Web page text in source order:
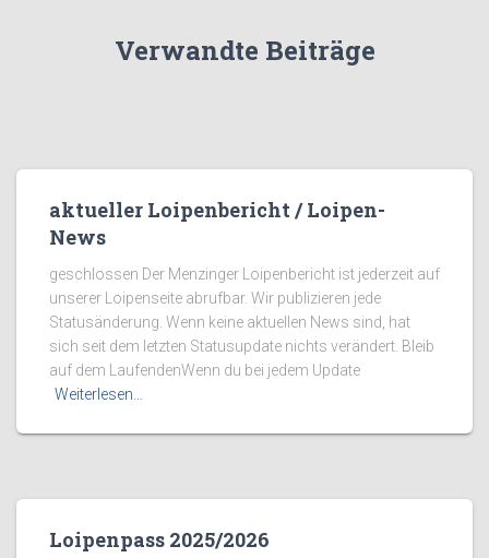
Verwandte Beiträge
aktueller Loipenbericht / Loipen-
News
geschlossen Der Menzinger Loipenbericht ist jederzeit auf
unserer Loipenseite abrufbar. Wir publizieren jede
Statusänderung. Wenn keine aktuellen News sind, hat
sich seit dem letzten Statusupdate nichts verändert. Bleib
auf dem LaufendenWenn du bei jedem Update
Weiterlesen…
Loipenpass 2025/2026